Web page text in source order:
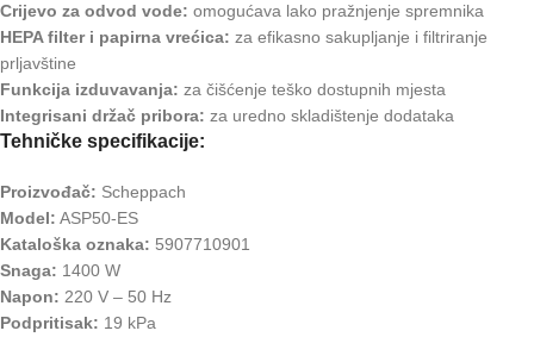
Crijevo za odvod vode: omogućava lako pražnjenje spremnika
HEPA filter i papirna vrećica: za efikasno sakupljanje i filtriranje
prljavštine
Funkcija izduvavanja: za čišćenje teško dostupnih mjesta
Integrisani držač pribora: za uredno skladištenje dodataka
Tehničke specifikacije:
Proizvođač: Scheppach
Model: ASP50-ES
Kataloška oznaka: 5907710901
Snaga: 1400 W
Napon: 220 V – 50 Hz
Podpritisak: 19 kPa